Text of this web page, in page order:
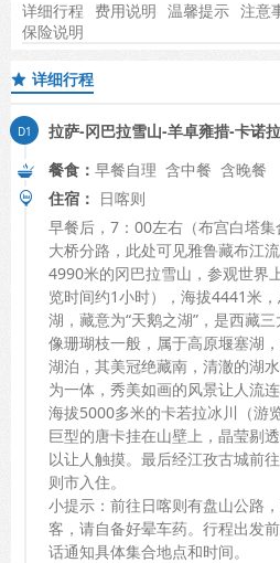
详细行程 费用说明 温馨提示 注意
保险说明
 详细行程
拉萨-冈巴拉雪山-羊卓雍措-卡诺
餐食： 早餐自理 含中餐 含晚餐
住宿： 日喀则
早餐后，7：00左右（布宫白塔
大桥分路，此处可见雅鲁藏布江
4990米的冈巴拉雪山，参观世界
览时间约1小时），海拔4441米
湖，藏意为“天鹅之湖”，是西藏
像珊瑚枝一般，属于高原堰塞湖
湖泊，其美冠绝藏南，清澈的湖
为一体，秀美如画的风景让人流
海拔5000多米的卡若拉冰川（游
巨型的唐卡挂在山壁上，晶莹剔
以让人触摸。最后经江孜古城前
则市入住。
小提示：前往日喀则有盘山公路
客，请自备好晕车药。行程出发
话通知具体集合地点和时间。